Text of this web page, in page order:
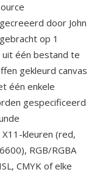
door John
op 1
uit één bestand te
gekleurd canvas
één enkele
gespecificeerd
kleuren (red,
RGB/RGBA
CMYK of elke